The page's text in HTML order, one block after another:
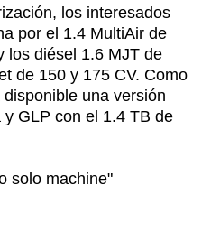
los interesados
por el 1.4 MultiAir de
los diésel 1.6 MJT de
de 150 y 175 CV. Como
una versión
GLP con el 1.4 TB de
solo machine"